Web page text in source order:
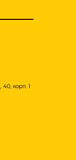
корп. 1